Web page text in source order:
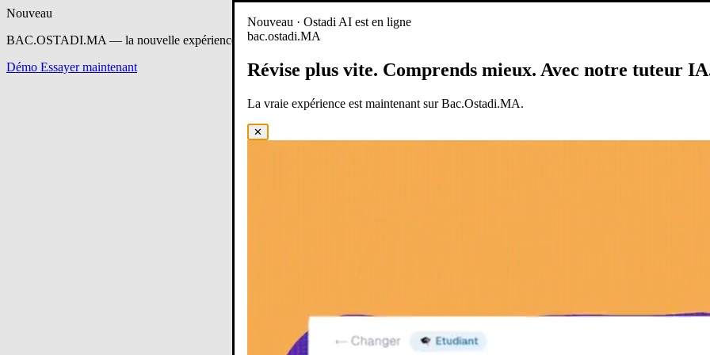
Nouveau
BAC.OSTADI.MA — la nouvelle expérience d’apprentissage est en ligne
Démo Essayer maintenant
Nouveau · Ostadi AI est en ligne
bac.ostadi.MA
Révise plus vite. Comprends mieux. Avec notre tuteur
La vraie expérience est maintenant sur Bac.Ostadi.MA.
✕